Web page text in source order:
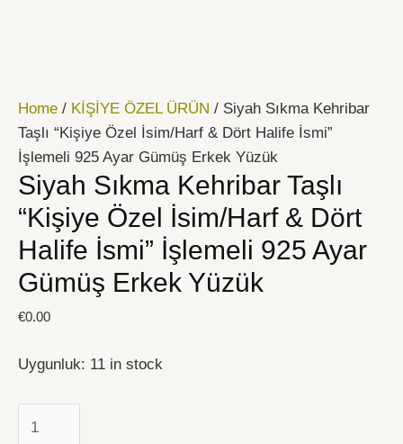
Home / KİŞİYE ÖZEL ÜRÜN / Siyah Sıkma Kehribar
Taşlı “Kişiye Özel İsim/Harf & Dört Halife İsmi”
İşlemeli 925 Ayar Gümüş Erkek Yüzük
Siyah Sıkma Kehribar Taşlı
“Kişiye Özel İsim/Harf & Dört
Halife İsmi” İşlemeli 925 Ayar
Gümüş Erkek Yüzük
€0.00
Uygunluk: 11 in stock
"Kişiye
Özel
İsim/Harf
&
Dört
Halife
İsmi"
İşlemeli
Ayar
Erkek
Yüzük
quantity